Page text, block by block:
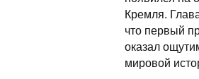
Кремля.
что первый
оказал
мировой